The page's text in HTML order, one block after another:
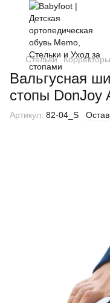
Стельки
Вальгусная
стопы DonJoy
Артикул: 82-04_S